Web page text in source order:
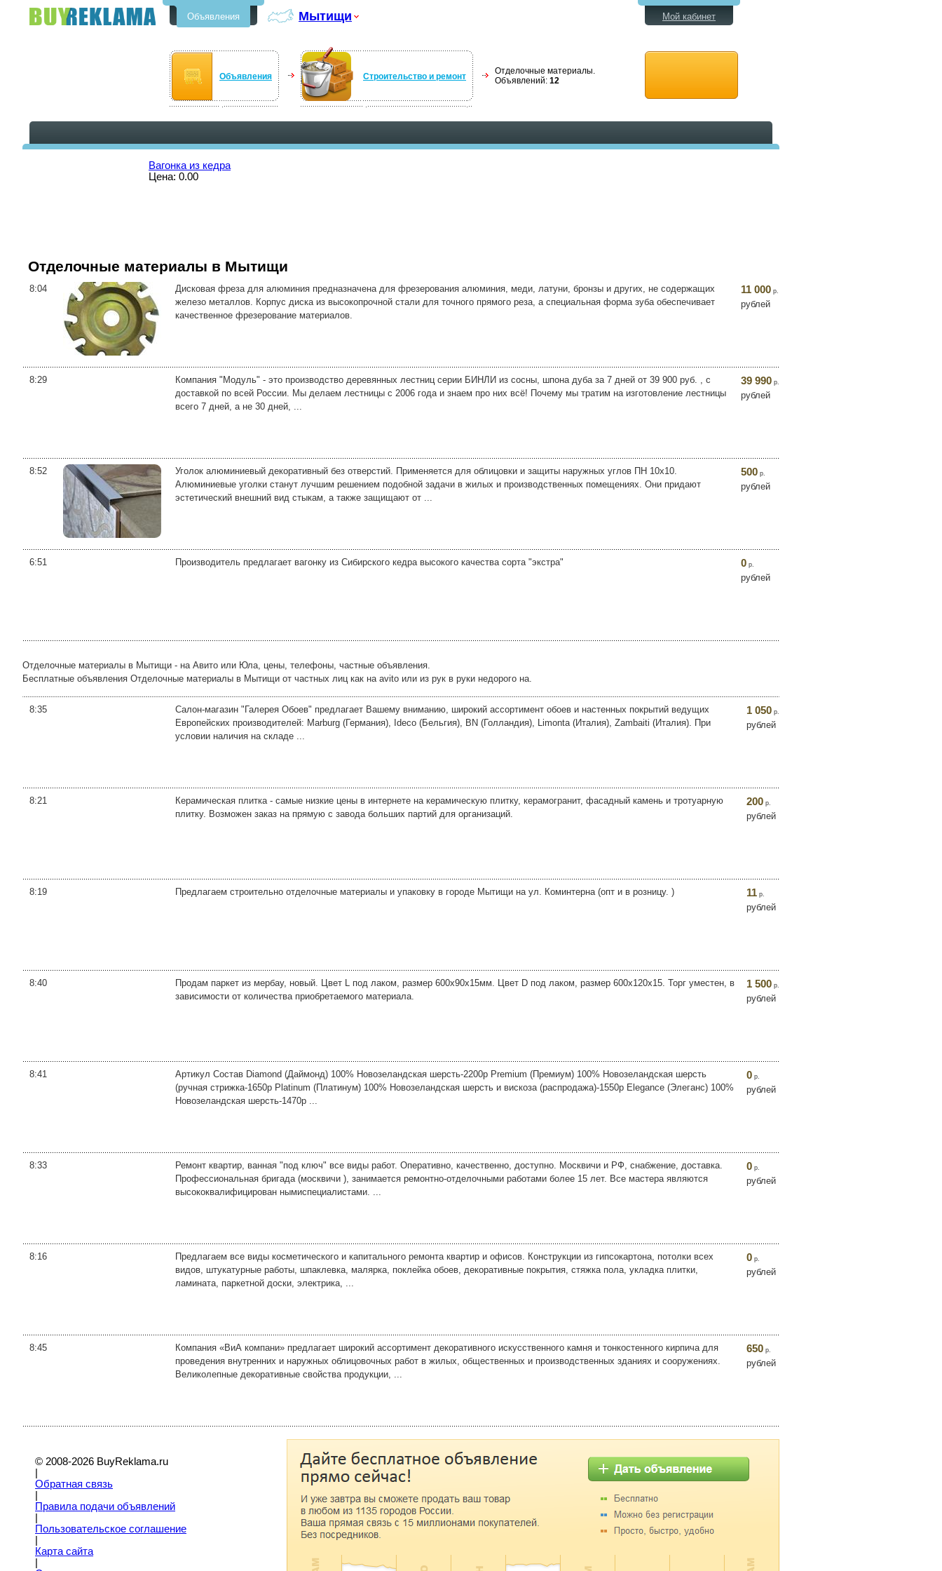
Объявления Мытищи
Объявления Строительство и ремонт
Отделочные материалы.
Объявлений: 12
Мой кабинет
Вагонка из кедра
Цена: 0.00
Отделочные материалы в Мытищи
8:04
Дисковая фреза для алюминия предназначена для фрезерования алюминия, меди, латуни, бронзы и других, не содержащих
железо металлов. Корпус диска из высокопрочной стали для точного прямого реза, а специальная форма зуба обеспечивает
качественное фрезерование материалов.
11 000 р.
рублей
8:29
Компания "Модуль" - это производство деревянных лестниц серии БИНЛИ из сосны, шпона дуба за 7 дней от 39 900 руб. , с
доставкой по всей России. Мы делаем лестницы с 2006 года и знаем про них всё! Почему мы тратим на изготовление лестницы
всего 7 дней, а не 30 дней, ...
39 990 р.
рублей
8:52
Уголок алюминиевый декоративный без отверстий. Применяется для облицовки и защиты наружных углов ПН 10х10.
Алюминиевые уголки станут лучшим решением подобной задачи в жилых и производственных помещениях. Они придают
эстетический внешний вид стыкам, а также защищают от ...
500 р.
рублей
6:51 Производитель предлагает вагонку из Сибирского кедра высокого качества сорта "экстра" 0 р.
рублей
Отделочные материалы в Мытищи - на Авито или Юла, цены, телефоны, частные объявления.
Бесплатные объявления Отделочные материалы в Мытищи от частных лиц как на avito или из рук в руки недорого на.
8:35
Салон-магазин "Галерея Обоев" предлагает Вашему вниманию, широкий ассортимент обоев и настенных покрытий ведущих
Европейских производителей: Marburg (Германия), Ideco (Бельгия), BN (Голландия), Limonta (Италия), Zambaiti (Италия). При
условии наличия на складе ...
1 050 р.
рублей
8:21
Керамическая плитка - самые низкие цены в интернете на керамическую плитку, керамогранит, фасадный камень и тротуарную
плитку. Возможен заказ на прямую с завода больших партий для организаций.
200 р.
рублей
8:19 Предлагаем строительно отделочные материалы и упаковку в городе Мытищи на ул. Коминтерна (опт и в розницу. ) 11 р.
рублей
8:40
Продам паркет из мербау, новый. Цвет L под лаком, размер 600x90x15мм. Цвет D под лаком, размер 600x120x15. Торг уместен, в
зависимости от количества приобретаемого материала.
1 500 р.
рублей
8:41
Артикул Состав Diamond (Даймонд) 100% Новозеландская шерсть-2200р Premium (Премиум) 100% Новозеландская шерсть
(ручная стрижка-1650р Platinum (Платинум) 100% Новозеландская шерсть и вискоза (распродажа)-1550р Elegance (Элеганс) 100%
Новозеландская шерсть-1470р ...
0 р.
рублей
8:33
Ремонт квартир, ванная "под ключ" все виды работ. Оперативно, качественно, доступно. Москвичи и РФ, снабжение, доставка.
Профессиональная бригада (москвичи ), занимается ремонтно-отделочными работами более 15 лет. Все мастера являются
высококвалифицирован нымиспециалистами. ...
0 р.
рублей
8:16
Предлагаем все виды косметического и капитального ремонта квартир и офисов. Конструкции из гипсокартона, потолки всех
видов, штукатурные работы, шпаклевка, малярка, поклейка обоев, декоративные покрытия, стяжка пола, укладка плитки,
ламината, паркетной доски, электрика, ...
0 р.
рублей
8:45
Компания «ВиА компани» предлагает широкий ассортимент декоративного искусственного камня и тонкостенного кирпича для
проведения внутренних и наружных облицовочных работ в жилых, общественных и производственных зданиях и сооружениях.
Великолепные декоративные свойства продукции, ...
650 р.
рублей
© 2008-2026 BuyReklama.ru
Обратная связь
Правила подачи объявлений
Пoльзовательское соглашение
Карта сайта